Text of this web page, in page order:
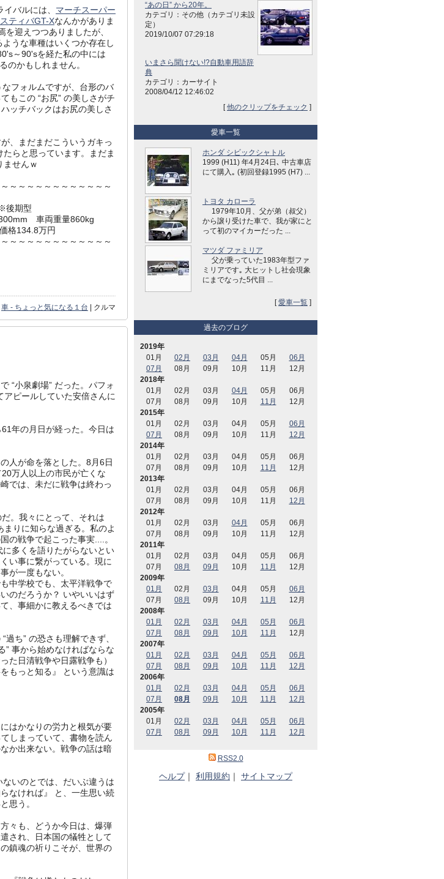
バルには、 マーチスーパー
ティバGT-Xなんかがありま
を迎えつつありましたが、
うな車種はいくつか存在し
～90'sを経た私の中には
のかもしれません。
フォルムですが、台形のバ
もこの “お尻” の美しさがチ
ッチバックはお尻の美しさ
、まだまだこういうガキっ
らと思っています。まだま
ませんｗ
～～～～～～～～～～～～
期型
車両重量860kg
134.8万円
～～～～～～～～～～～～
車 - ちょっと気になる１台 | クルマ
“小泉劇場” だった。パフォ
ピールしていた安倍さんに
年の月日が経った。今日は
人が命を落とした。8月6日
万人以上の市民が亡くな
では、未だに戦争は終わっ
。我々にとって、それは
りに知らな過ぎる。私のよ
の戦争で起こった事実....。
多くを語りたがらないとい
い事に繋がっている。現に
が一度もない。
中学校でも、太平洋戦争で
のだろうか？ いやいいはず
、事細かに教えるべきでは
ち” の恐さも理解できず、
” 事から始めなければならな
た日清戦争や日露戦争も）
もっと知る』 という意識は
はかなりの労力と根気が要
しまっていて、書物を読ん
か出来ない。戦争の話は暗
いのとでは、だいぶ違うは
なければ』 と、一生思い続
思う。
々も、どうか今日は、爆弾
され、日本国の犠牲として
鎮魂の祈りこそが、世界の
“あの日” から20年。
カテゴリ：その他（カテゴリ未設
定）
2019/10/07 07:29:18
いまさら聞けない!?自動車用語辞
典
カテゴリ：カーサイト
2008/04/12 12:46:02
[他のクリップをチェック ]
愛車一覧
ホンダ シビックシャトル
1999 (H11) 年4月24日､ 中古車店
にて購入｡ (初回登録1995 (H7) ...
トヨタ カローラ
1979年10月、父が弟（叔父）
から譲り受けた車で、我が家にと
って初のマイカーだった ...
マツダ ファミリア
父が乗っていた1983年型ファ
ミリアです｡ 大ヒットし社会現象
にまでなった5代目 ...
[愛車一覧 ]
過去のブログ
2019年
01月
02月 03月 04月 05月
06月
07月
08月 09月 10月 11月
12月
2018年
01月
02月 03月 04月 05月
06月
07月
08月 09月 10月 11月
12月
2015年
01月
02月 03月 04月 05月
06月
07月
08月 09月 10月 11月
12月
2014年
01月
02月 03月 04月 05月
06月
07月
08月 09月 10月 11月
12月
2013年
01月
02月 03月 04月 05月
06月
07月
08月 09月 10月 11月
12月
2012年
01月
02月 03月 04月 05月
06月
07月
08月 09月 10月 11月
12月
2011年
01月
02月 03月 04月 05月
06月
07月
08月 09月 10月 11月
12月
2009年
01月
02月 03月 04月 05月
06月
07月
08月 09月 10月 11月
12月
2008年
01月
02月 03月 04月 05月
06月
07月
08月 09月 10月 11月
12月
2007年
01月
02月 03月 04月 05月
06月
07月
08月 09月 10月 11月
12月
2006年
01月
02月 03月 04月 05月
06月
07月
08月 09月 10月 11月
12月
2005年
01月
02月 03月 04月 05月
06月
07月
08月 09月 10月 11月 12月
RSS2.0
ヘルプ｜ 利用規約 ｜ サイトマップ